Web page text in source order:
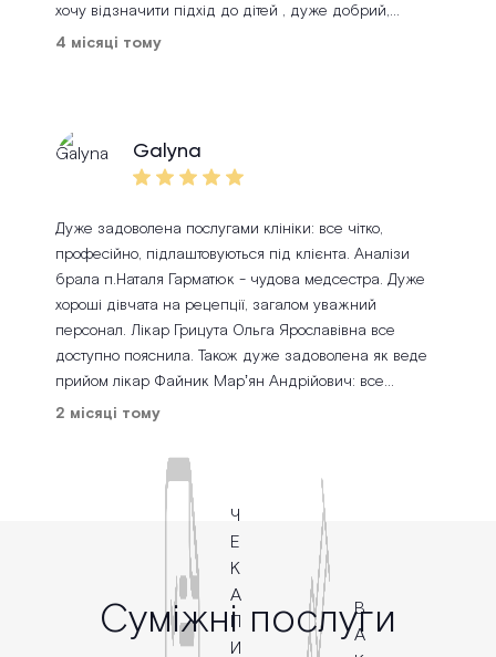
хочу відзначити підхід до дітей , дуже добрий,
уважний і терплячий. Наш малий почувався
та спілкуванні. Дитина йшла на заняття із
задоволенням, і це найкращий показник ❤️ Видно,
що він щиро любить дітей, а діти відповідають йому
4 місяці тому
Galyna
Дуже задоволена послугами клініки: все чітко,
професійно, підлаштовуються під клієнта. Аналізи
брала п.Наталя Гарматюк - чудова медсестра. Дуже
хороші дівчата на рецепції, загалом уважний
персонал. Лікар Грицута Ольга Ярославівна все
доступно пояснила. Також дуже задоволена як веде
прийом лікар Файник Марʼян Андрійович: все
пояснив, детально зробив узд. Одним словом,
2 місяці тому
Суміжні послуги
Ч
Е
К
А
П
И
В
А